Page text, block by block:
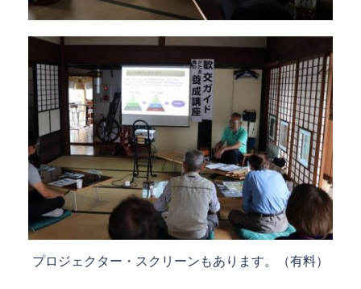
プロジェクター・スクリーンもあります。（有料）